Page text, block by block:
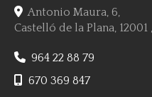
Antonio Maura, 6,
Castelló de la Plana, 12001 ,
964 22 88 79
670 369 847